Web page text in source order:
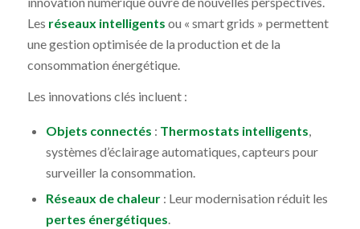
Les réseaux intelligents ou « smart grids » permettent
une gestion optimisée de la production et de la
consommation énergétique.
Les innovations clés incluent :
Objets connectés : Thermostats intelligents,
systèmes d’éclairage automatiques, capteurs pour
surveiller la consommation.
Réseaux de chaleur: Leur modernisation réduit les
pertes énergétiques.